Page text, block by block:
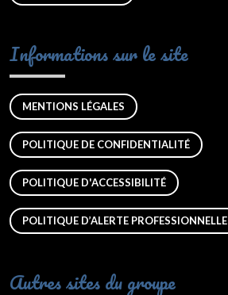
Informations sur le site
MENTIONS LÉGALES
POLITIQUE DE CONFIDENTIALITÉ
POLITIQUE D'ACCESSIBILITÉ
POLITIQUE D’ALERTE PROFESSIONNELLE
Autres sites du groupe